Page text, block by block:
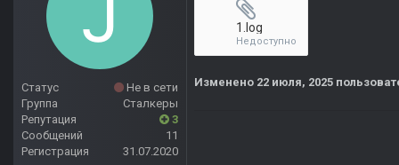
Статус
Не в сети
Группа
Сталкеры
Репутация
3
Сообщений
11
Регистрация
31.07.2020
1.log
Недоступно
Изменено 22 июля, 2025